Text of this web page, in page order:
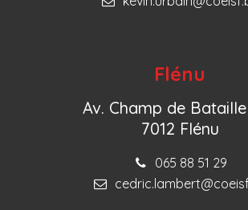
Flénu
Av. Champ de
7012 Flénu
065 88 51 29